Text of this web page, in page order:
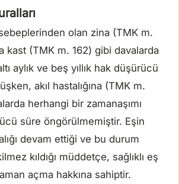
olan zina (TMK m.
kast (TMK m. 162) gibi davalarda
aylık ve beş yıllık hak düşürücü
akıl hastalığına (TMK m.
herhangi bir zamanaşımı
süre öngörülmemiştir. Eşin
devam ettiği ve bu durum
kıldığı müddetçe, sağlıklı eş
açma hakkına sahiptir.